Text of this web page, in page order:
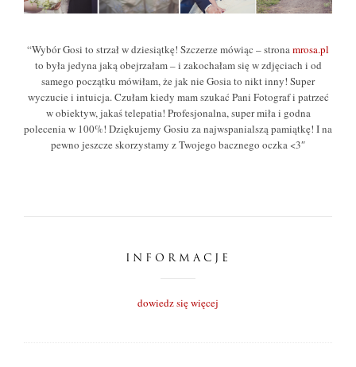
“Wybór Gosi to strzał w dziesiątkę! Szczerze mówiąc – stronamrosa.pl
to była jedyna jaką obejrzałam – i zakochałam się w zdjęciach i od
samego początku mówiłam, że jak nie Gosia to nikt inny! Super
wyczucie i intuicja. Czułam kiedy mam szukać Pani Fotograf i patrzeć
w obiektyw, jakaś telepatia! Profesjonalna, super miła i godna
polecenia w 100%! Dziękujemy Gosiu za najwspanialszą pamiątkę! I na
pewno jeszcze skorzystamy z Twojego bacznego oczka <3″
INFORMACJE
dowiedz się więcej